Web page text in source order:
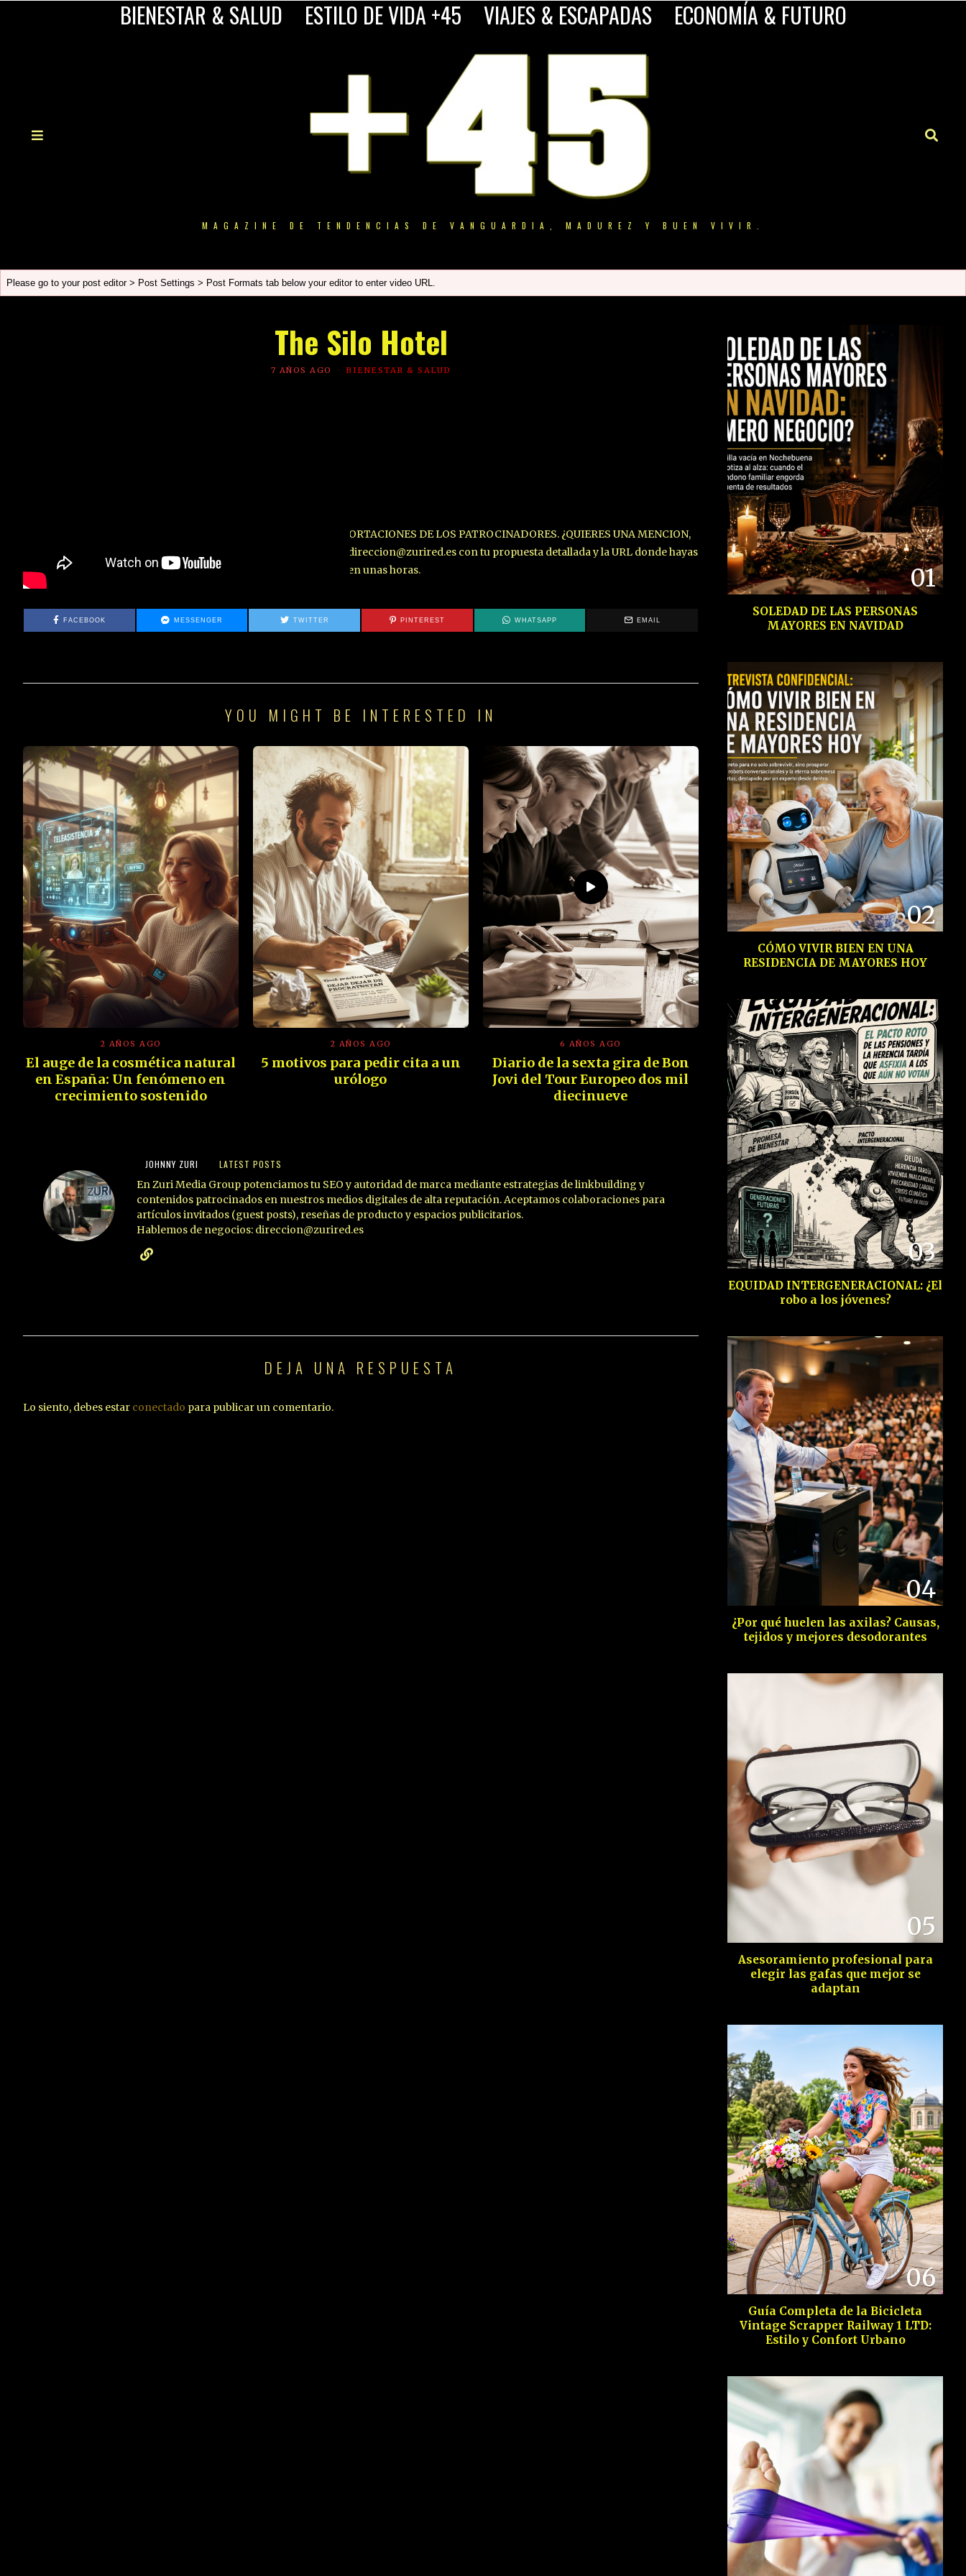
BIENESTAR & SALUD ESTILO DE VIDA +45 VIAJES & ESCAPADAS ECONOMÍA & FUTURO
MAGAZINE DE TENDENCIAS DE VANGUARDIA, MADUREZ Y BUEN VIVIR.
Please go to your post editor > Post Settings > Post Formats tab below your editor to enter video URL.
The Silo Hotel
7 AÑOS AGO BIENESTAR & SALUD
ESTE GRUPO DE REVISTAS DIGITALES SE FINANCIA CON LAS APORTACIONES DE LOS PATROCINADORES. ¿QUIERES UNA MENCION,
RESEÑA O ENLACE EN ESTE U OTROS ARTÍCULOS? Escríbenos a direccion@zurired.es con tu propuesta detallada y la URL donde hayas
visto que te encaja tu patrocinio, lo estudiamos y te respondemos en unas horas.
FACEBOOK MESSENGER TWITTER PINTEREST WHATSAPP EMAIL
YOU MIGHT BE INTERESTED IN
2 AÑOS AGO
El auge de la cosmética natural
en España: Un fenómeno en
crecimiento sostenido
2 AÑOS AGO
5 motivos para pedir cita a un
urólogo
6 AÑOS AGO
Diario de la sexta gira de Bon
Jovi del Tour Europeo dos mil
diecinueve
JOHNNY ZURI LATEST POSTS
En Zuri Media Group potenciamos tu SEO y autoridad de marca mediante estrategias de linkbuilding y
contenidos patrocinados en nuestros medios digitales de alta reputación. Aceptamos colaboraciones para
artículos invitados (guest posts), reseñas de producto y espacios publicitarios.
Hablemos de negocios: direccion@zurired.es
DEJA UNA RESPUESTA
Lo siento, debes estar conectado para publicar un comentario.
01
SOLEDAD DE LAS PERSONAS
MAYORES EN NAVIDAD
02
CÓMO VIVIR BIEN EN UNA
RESIDENCIA DE MAYORES HOY
03
EQUIDAD INTERGENERACIONAL: ¿El
robo a los jóvenes?
04
¿Por qué huelen las axilas? Causas,
tejidos y mejores desodorantes
05
Asesoramiento profesional para
elegir las gafas que mejor se
adaptan
06
Guía Completa de la Bicicleta
Vintage Scrapper Railway 1 LTD:
Estilo y Confort Urbano